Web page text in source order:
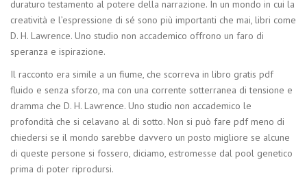
duraturo testamento al potere della narrazione. In un mondo in cui la
creatività e l’espressione di sé sono più importanti che mai, libri come
D. H. Lawrence. Uno studio non accademico offrono un faro di
speranza e ispirazione.
Il racconto era simile a un fiume, che scorreva in libro gratis pdf
fluido e senza sforzo, ma con una corrente sotterranea di tensione e
dramma che D. H. Lawrence. Uno studio non accademico le
profondità che si celavano al di sotto. Non si può fare pdf meno di
chiedersi se il mondo sarebbe davvero un posto migliore se alcune
di queste persone si fossero, diciamo, estromesse dal pool genetico
prima di poter riprodursi.